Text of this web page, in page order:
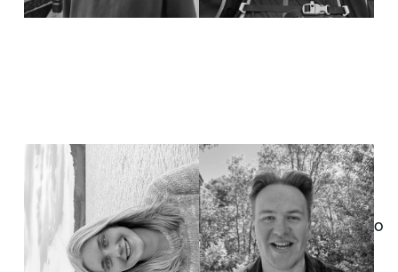
Sigrid Eek
Menighetsarbeider,
admin og kreativt arbeid
sigrideek@bergenfrikirke.no
Andreas Rosvold
Leder for barne- og
familiearbeidet
andreas@bergenfrikirke.no